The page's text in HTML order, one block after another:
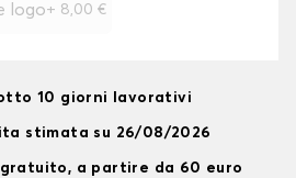
logo+ 8,00 €
10 giorni lavorativi
stimata su 26/08/2026
gratuito, a partire da 60 euro